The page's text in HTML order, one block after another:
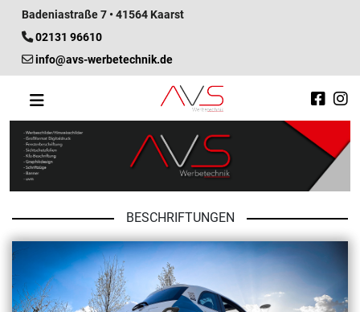
Badeniastraße 7 • 41564 Kaarst
02131 96610
info@avs-werbetechnik.de
BESCHRIFTUNGEN